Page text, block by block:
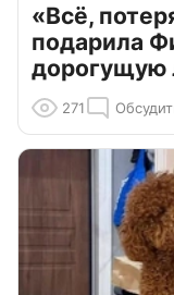
«Всё,
подарила
дорогущую
271